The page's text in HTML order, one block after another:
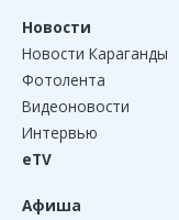
Новости
Новости Караганды
Фотолента
Видеоновости
Интервью
eTV
Афиша